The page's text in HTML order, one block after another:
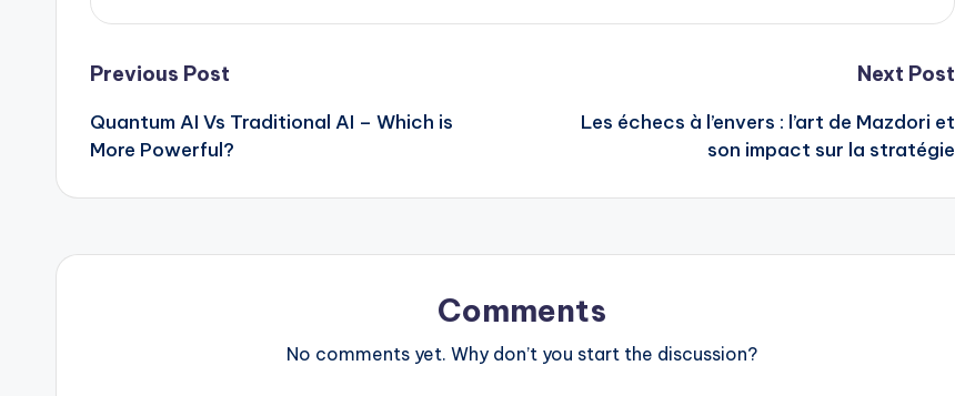
Post
navigation
Previous Post
Quantum AI Vs Traditional AI – Which is
More Powerful?
Next Post
Les échecs à l’envers : l’art de Mazdori et
son impact sur la stratégie
Comments
No comments yet. Why don’t you start the discussion?